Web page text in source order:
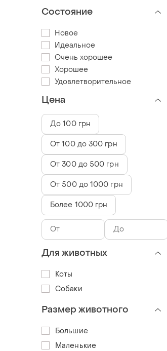
Состояние
Новое
Идеальное
Очень хорошее
Хорошее
Удовлетворительное
Цена
До 100 грн
От 100 до 300 грн
От 300 до 500 грн
От 500 до 1000 грн
Более 1000 грн
Для животных
Коты
Собаки
Размер животного
Большие
Маленькие